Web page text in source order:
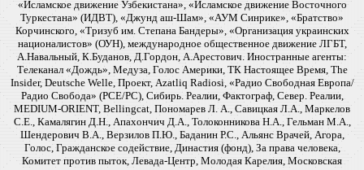
«Исламское движение Узбекистана», «Исламское движение Восточного
Туркестана» (ИДВТ), «Джунд аш-Шам», «АУМ Синрике», «Братство»
Корчинского, «Тризуб им. Степана Бандеры», «Организация украинских
националистов» (ОУН), международное общественное движение ЛГБТ,
А.Навальный, К.Буданов, Д.Гордон, А.Арестович. Иностранные агенты:
Телеканал «Дождь», Медуза, Голос Америки, ТК Настоящее Время, The
Insider, Deutsche Welle, Проект, Azatliq Radiosi, «Радио Свободная Европа/
Радио Свобода» (PCE/PC), Сибирь. Реалии, Фактограф, Север. Реалии,
MEDIUM-ORIENT, Bellingcat, Пономарев Л. А., Савицкая Л.А., Маркелов
С.Е., Камалягин Д.Н., Апахончич Д.А., Толоконникова Н.А., Гельман М.А.,
Шендерович В.А., Верзилов П.Ю., Баданин Р.С., Альянс Врачей, Агора,
Голос, Гражданское содействие, Династия (фонд), За права человека,
Комитет против пыток, Левада-Центр, Молодая Карелия, Московская